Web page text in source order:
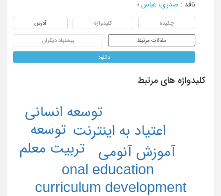
ناقد : صدری، عباس ؛
چکیده کلیدواژه آدرس
مقالات مرتبط پیشنهاد دیگران
دانلود
کلیدواژه های مرتبط
curriculum development
onal education
آنومی
اعتیاد به اینترنت
تربیت معلم
توسعه انسانی
آموزش
توسعه